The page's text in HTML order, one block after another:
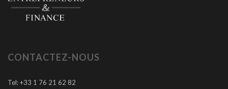
CONTACTEZ-NOUS
Tel: +33 1 76 21 62 82